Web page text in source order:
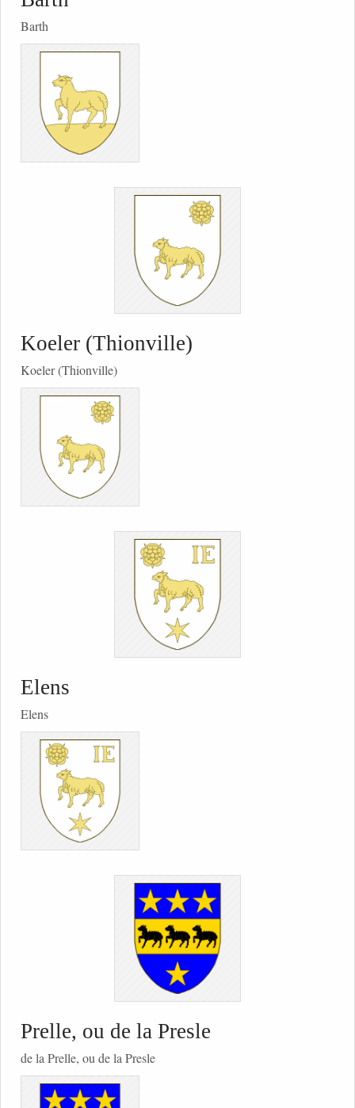
Barth
Koeler (Thionville)
Koeler (Thionville)
Elens
Elens
Prelle, ou de la Presle
de la Prelle, ou de la Presle